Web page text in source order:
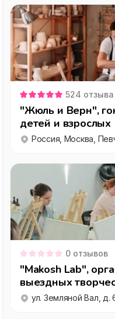
524 отзыва
"Жюль и Верн",
детей и взрослых
0 отзывов
"Makosh Lab",
выездных
ул. Земляной Вал, д.